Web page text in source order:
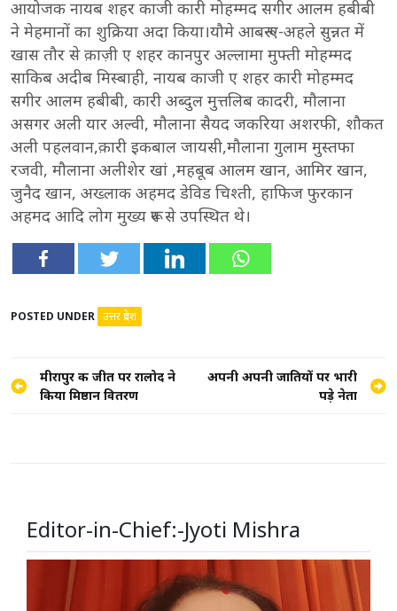
आयोजक नायब शहर काजी कारी मोहम्मद सगीर आलम हबीबी
ने मेहमानों का शुक्रिया अदा किया।यौमे आबरू-ए-अहले सुन्नत में
खास तौर से क़ाज़ी ए शहर कानपुर अल्लामा मुफ्ती मोहम्मद
साकिब अदीब मिस्बाही, नायब काजी ए शहर कारी मोहम्मद
सगीर आलम हबीबी, कारी अब्दुल मुत्तलिब कादरी, मौलाना
असगर अली यार अल्वी, मौलाना सैयद जकरिया अशरफी, शौकत
अली पहलवान,क़ारी इकबाल जायसी,मौलाना गुलाम मुस्तफा
रजवी, मौलाना अलीशेर खां ,महबूब आलम खान, आमिर खान,
जुनैद खान, अख्लाक अहमद डेविड चिश्ती, हाफिज फुरकान
अहमद आदि लोग मुख्य रूप से उपस्थित थे।
POSTED UNDER उत्तर प्रदेश
Post
navigation
मीरापुर की जीत पर रालोद ने
किया मिष्ठान वितरण
अपनी अपनी जातियों पर भारी
पड़े नेता
Editor-in-Chief:-Jyoti Mishra